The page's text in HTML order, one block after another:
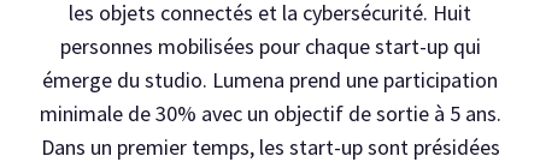
les objets connectés et la cybersécurité. Huit
personnes mobilisées pour chaque start-up qui
émerge du studio. Lumena prend une participation
minimale de 30% avec un objectif de sortie à 5 ans.
Dans un premier temps, les start-up sont présidées